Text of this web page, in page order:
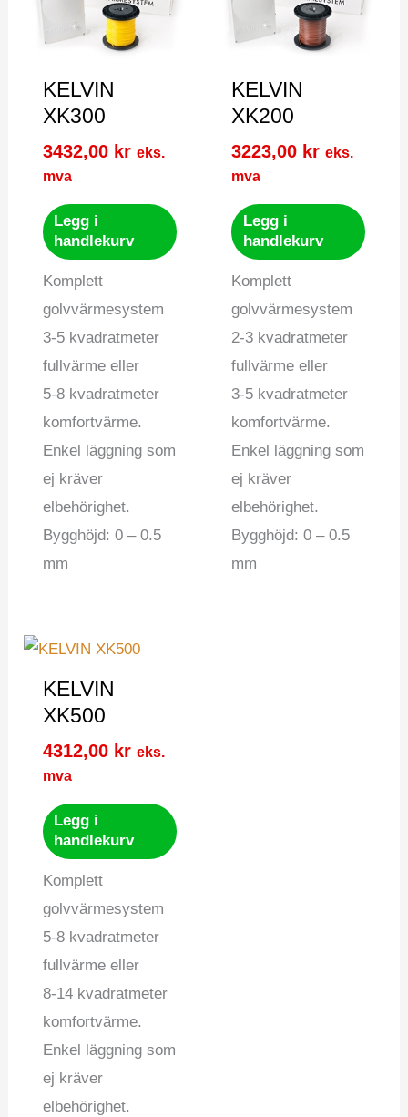
KELVIN
XK300
3432,00 kr eks.
mva
Legg i
handlekurv
Komplett
golvvärmesystem
3-5 kvadratmeter
fullvärme eller
5-8 kvadratmeter
komfortvärme.
Enkel läggning som
ej kräver
elbehörighet.
Bygghöjd: 0 – 0.5
mm
KELVIN
XK200
3223,00 kr eks.
mva
Legg i
handlekurv
Komplett
golvvärmesystem
2-3 kvadratmeter
fullvärme eller
3-5 kvadratmeter
komfortvärme.
Enkel läggning som
ej kräver
elbehörighet.
Bygghöjd: 0 – 0.5
mm
KELVIN
XK500
4312,00 kr eks.
mva
Legg i
handlekurv
Komplett
golvvärmesystem
5-8 kvadratmeter
fullvärme eller
8-14 kvadratmeter
komfortvärme.
Enkel läggning som
ej kräver
elbehörighet.